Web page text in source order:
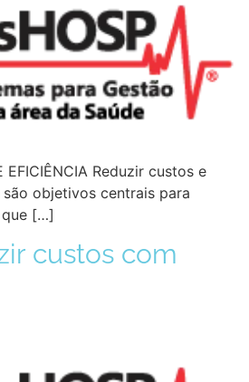
EFICIÊNCIA Reduzir custos e
objetivos centrais para
que […]
custos com